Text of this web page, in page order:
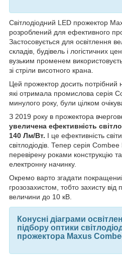
Світлодіодний LED прожектор
розроблений для ефективного
Застосовується для освітлення
складів, будівель і логістичних
вузьким променем
зі стріли висотного крана.
Цей прожектор досить
які отримала промислова серія
минулого року, були цілком
З 2019 року в прожектора
увеличена ефективність
140 Лм/Вт. І це ефективність
світлодіодів. Тепер серія
перевірену роками конструкцію
електронну начинку.
Окремо варто згадати
грозозахистом, тобто захисту
величини до 10 кВ.
Конусні діаграми
підбору оптики
прожектора Maxus